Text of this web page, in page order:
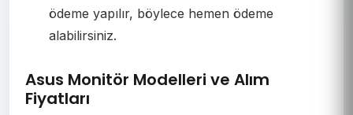
ödeme yapılır, böylece hemen ödeme
alabilirsiniz.
Asus Monitör Modelleri ve Alım
Fiyatları